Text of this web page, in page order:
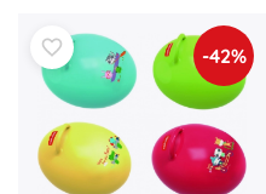
-42%